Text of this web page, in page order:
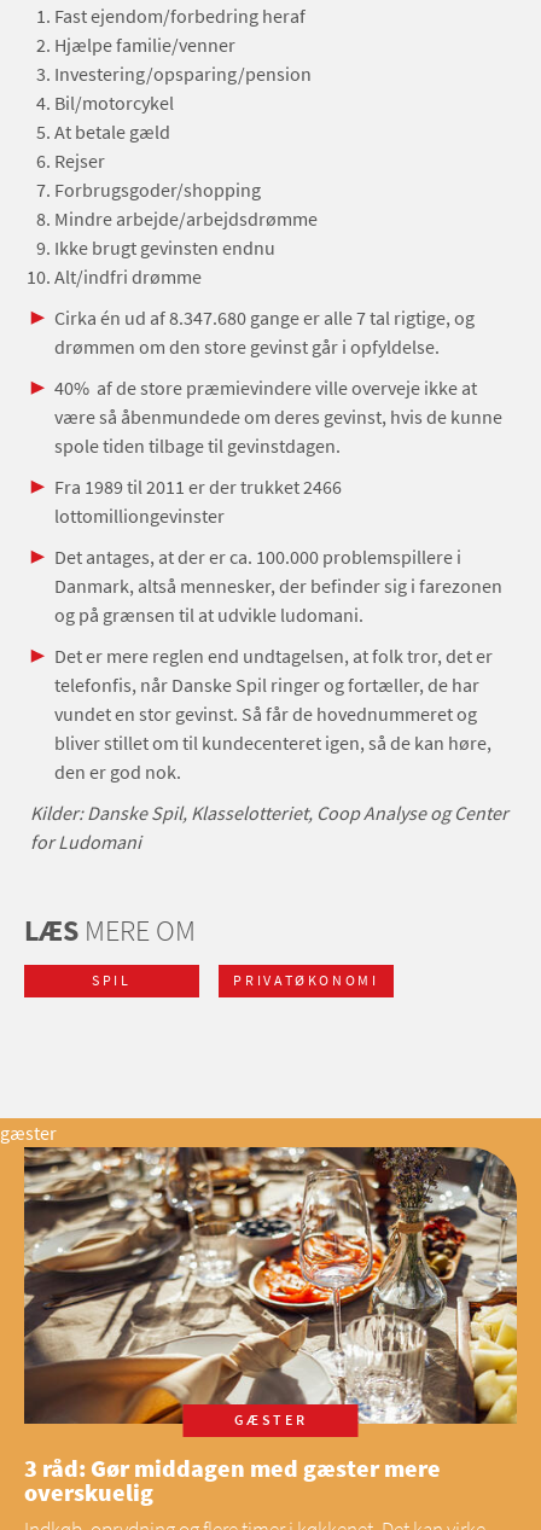
Fast ejendom/forbedring heraf
Hjælpe familie/venner
Investering/opsparing/pension
Bil/motorcykel
At betale gæld
Rejser
Forbrugsgoder/shopping
Mindre arbejde/arbejdsdrømme
Ikke brugt gevinsten endnu
Alt/indfri drømme
Cirka én ud af 8.347.680 gange er alle 7 tal rigtige, og
drømmen om den store gevinst går i opfyldelse.
40% af de store præmievindere ville overveje ikke at
være så åbenmundede om deres gevinst, hvis de kunne
spole tiden tilbage til gevinstdagen.
Fra 1989 til 2011 er der trukket 2466
lottomilliongevinster
Det antages, at der er ca. 100.000 problemspillere i
Danmark, altså mennesker, der befinder sig i farezonen
og på grænsen til at udvikle ludomani.
Det er mere reglen end undtagelsen, at folk tror, det er
telefonfis, når Danske Spil ringer og fortæller, de har
vundet en stor gevinst. Så får de hovednummeret og
bliver stillet om til kundecenteret igen, så de kan høre,
den er god nok.
Kilder: Danske Spil, Klasselotteriet, Coop Analyseog Center
for Ludomani
LÆS MERE OM
SPIL PRIVATØKONOMI
gæster
GÆSTER
3 råd: Gør middagen med gæster mere
overskuelig